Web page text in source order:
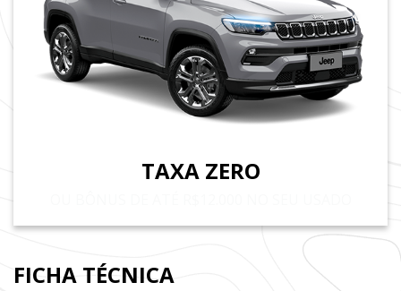
TAXA ZERO
FICHA TÉCNICA